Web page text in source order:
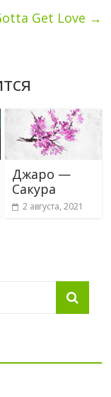
Get Love →
Джаро —
Сакура
2 августа, 2021